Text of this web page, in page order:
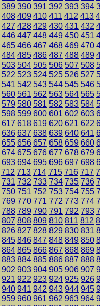
389 390 391 392 393 394
408 409 410 411 412 413
427 428 429 430 431 432
446 447 448 449 450 451
465 466 467 468 469 470
484 485 486 487 488 489
503 504 505 506 507 508
522 523 524 525 526 527
541 542 543 544 545 546
560 561 562 563 564 565
579 580 581 582 583 584
598 599 600 601 602 603
617 618 619 620 621 622
636 637 638 639 640 641
655 656 657 658 659 660
674 675 676 677 678 679
693 694 695 696 697 698
712 713 714 715 716 717
731 732 733 734 735 736
750 751 752 753 754 755
769 770 771 772 773 774
788 789 790 791 792 793
807 808 809 810 811 812
826 827 828 829 830 831
845 846 847 848 849 850
864 865 866 867 868 869
883 884 885 886 887 888
902 903 904 905 906 907
921 922 923 924 925 926
940 941 942 943 944 945
959 960 961 962 963 964